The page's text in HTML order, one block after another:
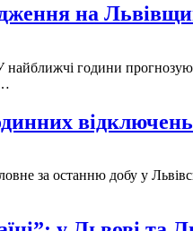
на
години
за останню добу у